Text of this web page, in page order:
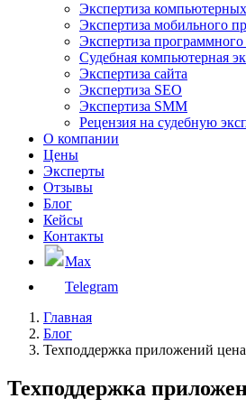
Экспертиза
Экспертиза мобильного
Экспертиза программного
Судебная компьютерная
Экспертиза сайта
Экспертиза SEO
Экспертиза SMM
Рецензия на судебную
О компании
Цены
Эксперты
Отзывы
Блог
Кейсы
Контакты
Max
Telegram
Главная
Блог
Техподдержка приложений цена
Техподдержка